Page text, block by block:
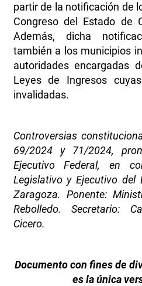
partir de la notificación de
Congreso del Estado de
Además, dicha
también a los municipios
autoridades encargadas
Leyes de Ingresos
invalidadas.
Controversias
69/2024 y 71/2024,
Ejecutivo Federal, en
Legislativo y Ejecutivo del
Zaragoza. Ponente:
Rebolledo. Secretario:
Cicero.
Documento con fines de
es la única